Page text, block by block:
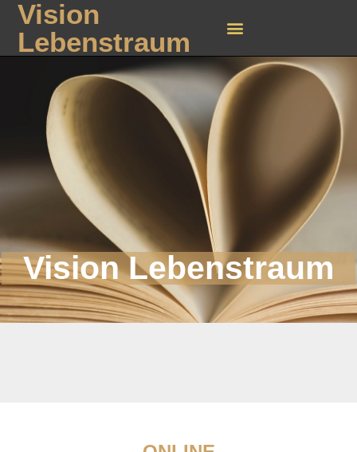
Vision
Lebenstraum
Vision Lebenstraum